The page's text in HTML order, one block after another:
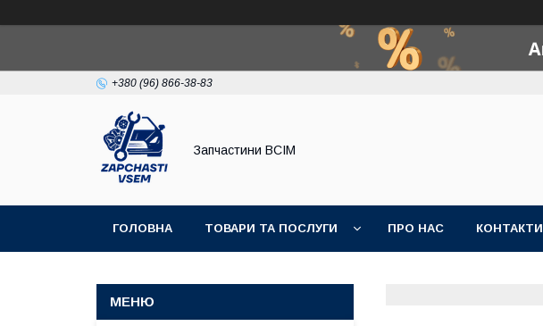
+380 (96) 866-38-83
Запчастини ВСІМ
ГОЛОВНА ТОВАРИ ТА ПОСЛУГИ ПРО НАС КОНТАКТИ